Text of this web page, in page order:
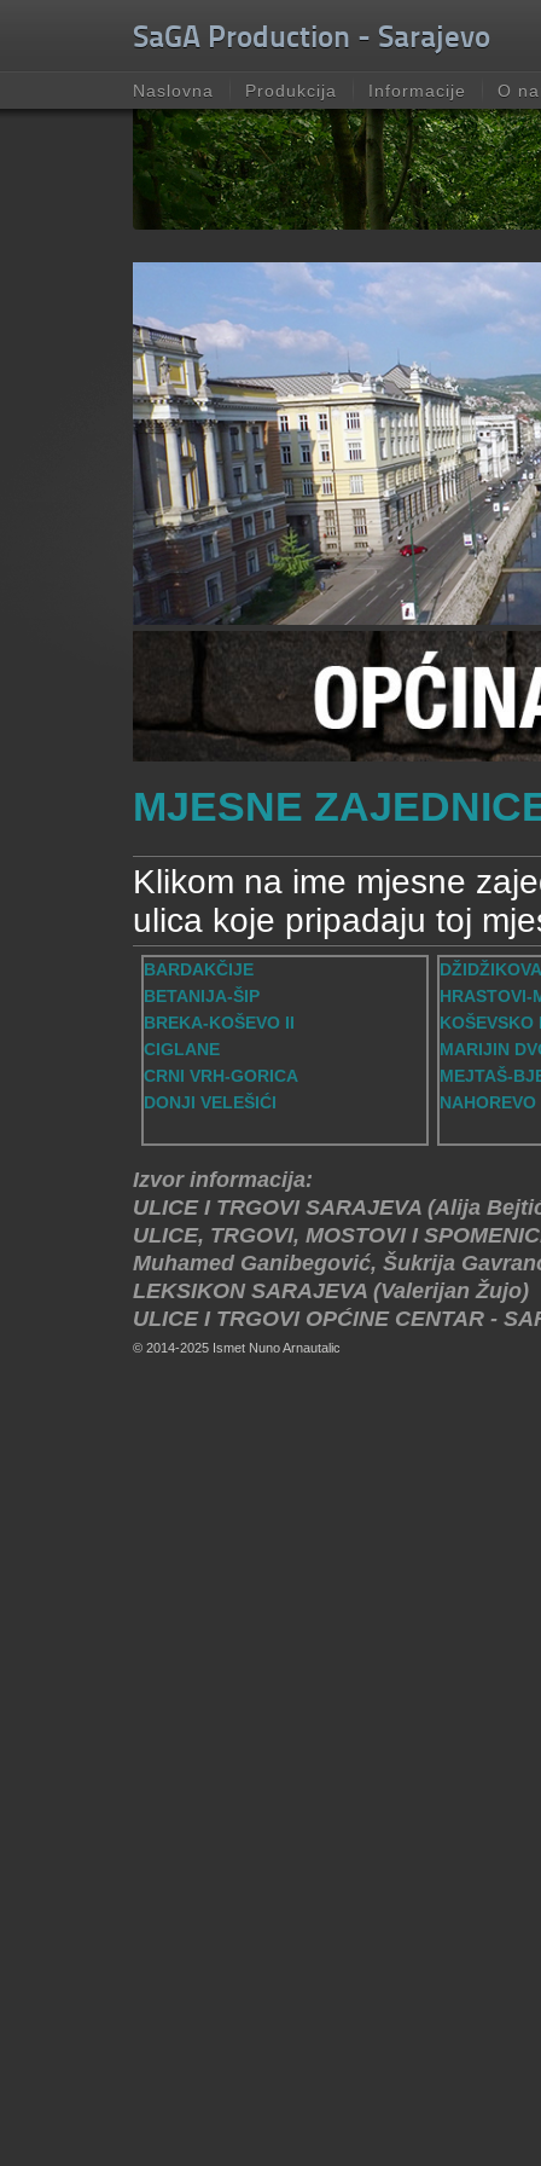
SaGA Production - Sarajevo
Naslovna Produkcija Informacije O
MJESNE
Klikom na ime mjesne
ulica koje pripadaju toj
BARDAKČIJE
BETANIJA-ŠIP
BREKA-KOŠEVO II
CIGLANE
CRNI VRH-GORICA
DONJI VELEŠIĆI
HRASTOVI-
KOŠEVSKO
MARIJIN
MEJTAŠ-
NAHOREVO
Izvor informacija:
ULICE I TRGOVI SARAJEVA (Alija
ULICE, TRGOVI, MOSTOVI I
Muhamed Ganibegović, Šukrija
LEKSIKON SARAJEVA (Valerijan Žujo)
ULICE I TRGOVI OPĆINE CENTAR -
© 2014-2025 Ismet Nuno Arnautalic